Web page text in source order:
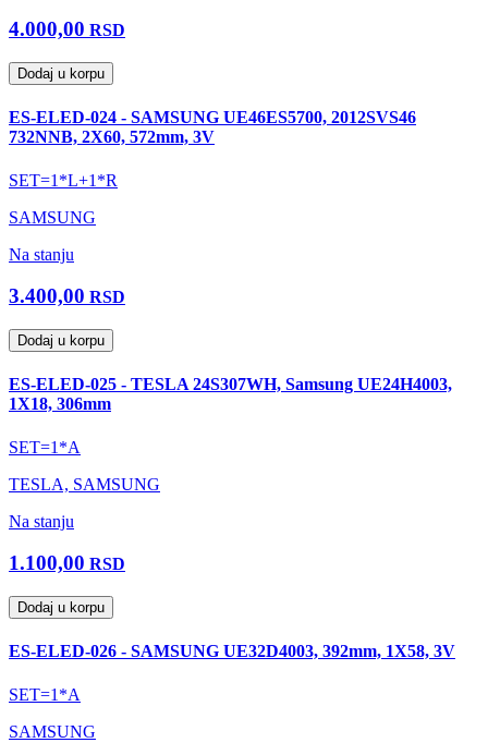
4.000,00 RSD
Dodaj u korpu
ES-ELED-024 - SAMSUNG UE46ES5700, 2012SVS46
732NNB, 2X60, 572mm, 3V
SET=1*L+1*R
SAMSUNG
Na stanju
3.400,00 RSD
Dodaj u korpu
ES-ELED-025 - TESLA 24S307WH, Samsung UE24H4003,
1X18, 306mm
SET=1*A
TESLA, SAMSUNG
Na stanju
1.100,00 RSD
Dodaj u korpu
ES-ELED-026 - SAMSUNG UE32D4003, 392mm, 1X58, 3V
SET=1*A
SAMSUNG